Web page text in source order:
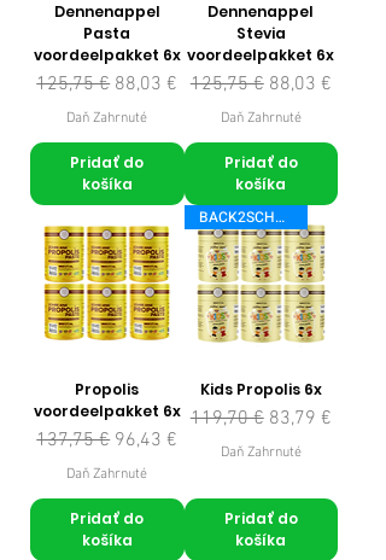
Dennenappel
Pasta
voordeelpakket 6x
Normálna cena
125,75 € Zľavnená cena
88,03 €
Daň Zahrnuté
Pridať do
košíka
Dennenappel
Stevia
voordeelpakket 6x
Normálna cena
125,75 € Zľavnená cena
88,03 €
Daň Zahrnuté
Pridať do
košíka
Propolis
voordeelpakket 6x
Normálna cena
137,75 € Zľavnená cena
96,43 €
Daň Zahrnuté
Pridať do
košíka
BACK2SCHOOL
Kids Propolis 6x
Normálna cena
119,70 € Zľavnená cena
83,79 €
Daň Zahrnuté
Pridať do
košíka